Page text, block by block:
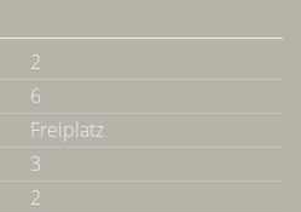
2
6
Freiplatz
3
2